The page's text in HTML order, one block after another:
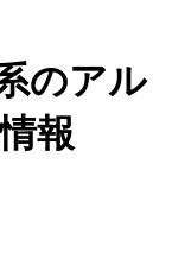
のアル
報